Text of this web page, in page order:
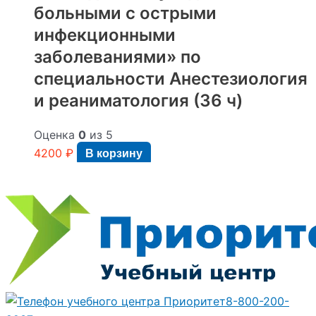
больными с острыми
инфекционными
заболеваниями» по
специальности Анестезиология
и реаниматология (36 ч)
Оценка 0 из 5
4200 ₽ В корзину
8-800-200-